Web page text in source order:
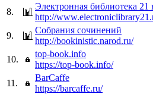
8.
Электронная библиотека 21
http://
9.
Собрания сочинений
http://bookinistic.narod.ru/
10.
top-book.info
https://top-book.info/
11.
BarCaffe
https://barcaffe.ru/